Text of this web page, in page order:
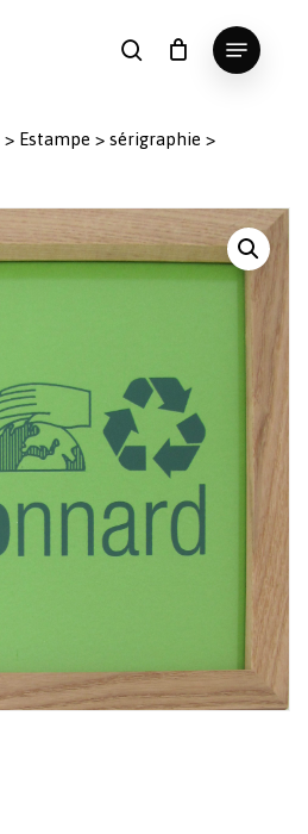
search
Menu
Fermer
le
> Estampe > sérigraphie >
Close